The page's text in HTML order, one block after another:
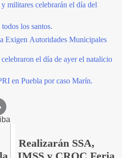
militares celebrarán el día del
los santos.
Exigen Autoridades Municipales
el día de ayer el natalicio
en Puebla por caso Marín.
Realizarán SSA,